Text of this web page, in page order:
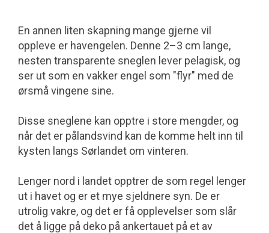
En annen liten skapning mange gjerne vil
oppleve er havengelen. Denne 2–3 cm lange,
nesten transparente sneglen lever pelagisk, og
ser ut som en vakker engel som "flyr" med de
ørsmå vingene sine.
Disse sneglene kan opptre i store mengder, og
når det er pålandsvind kan de komme helt inn til
kysten langs Sørlandet om vinteren.
Lenger nord i landet opptrer de som regel lenger
ut i havet og er et mye sjeldnere syn. De er
utrolig vakre, og det er få opplevelser som slår
det å ligge på deko på ankertauet på et av